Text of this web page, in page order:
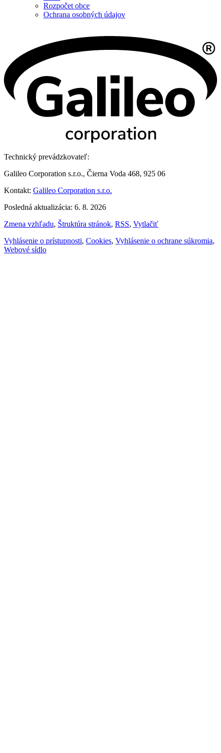
Rozpočet obce
Ochrana osobných údajov
Technický prevádzkovateľ:
Galileo Corporation s.r.o., Čierna Voda 468, 925 06
Kontakt: Galileo Corporation s.r.o.
Posledná aktualizácia: 6. 8. 2026
Zmena vzhľadu, Štruktúra stránok, RSS, Vytlačiť
Vyhlásenie o prístupnosti, Cookies, Vyhlásenie o ochrane súkromia,
Webové sídlo